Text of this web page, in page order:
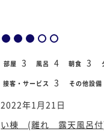
部屋 3 風呂 4 朝食 3
接客・サービス 3 その他設備
2022年1月21日
い棟 (離れ 露天風呂